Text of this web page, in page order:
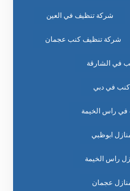
شركة تنظيف في العين
شركة تنظيف كنب عجمان
في الشارقة
في دبي
راس الخيمة
ابوظبي
راس الخيمة
عجمان